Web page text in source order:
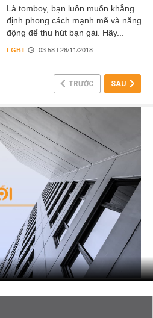
Là tomboy, bạn luôn muốn khẳng
định phong cách mạnh mẽ và năng
động để thu hút bạn gái. Hãy...
LGBT 03:58 | 28/11/2018
TRƯỚC SAU